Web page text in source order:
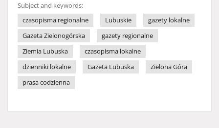
Subject and keywords:
czasopisma regionalne
Lubuskie
gazety lokalne
Gazeta Zielonogórska
gazety regionalne
Ziemia Lubuska
czasopisma lokalne
dzienniki lokalne
Gazeta Lubuska
Zielona Góra
prasa codzienna